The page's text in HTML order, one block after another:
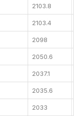
2103.8
2103.4
2098
2050.6
2037.1
2035.6
2033